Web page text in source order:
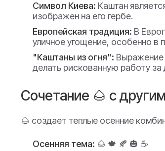
Символ Киева: Каштан
изображен на его гербе.
Европейская традиция: В
уличное угощение, особенно в
"Каштаны из огня": Выражение
делать рискованную работу за
Сочетание 🌰 с
🌰 создает теплые осенние
Осенняя тема: 🌰 🍁 🍂 🎃 ☕